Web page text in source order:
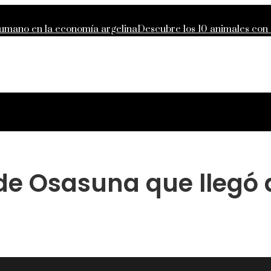
en la economía argelinaDescubre los 10 animales
Osasuna que llegó